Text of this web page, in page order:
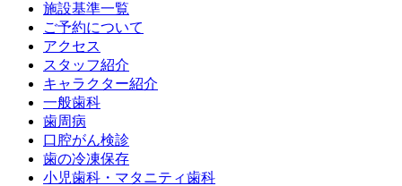
施設基準一覧
ご予約について
アクセス
スタッフ紹介
キャラクター紹介
一般歯科
歯周病
口腔がん検診
歯の冷凍保存
小児歯科・マタニティ歯科